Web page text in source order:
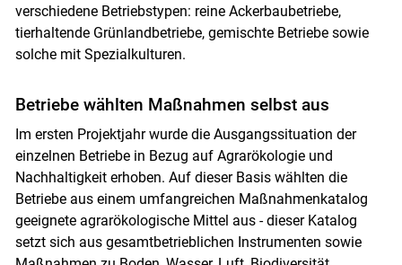
verschiedene Betriebstypen: reine Ackerbaubetriebe,
tierhaltende Grünlandbetriebe, gemischte Betriebe sowie
solche mit Spezialkulturen.
Betriebe wählten Maßnahmen selbst aus
Im ersten Projektjahr wurde die Ausgangssituation der
einzelnen Betriebe in Bezug auf Agrarökologie und
Nachhaltigkeit erhoben. Auf dieser Basis wählten die
Betriebe aus einem umfangreichen Maßnahmenkatalog
geeignete agrarökologische Mittel aus - dieser Katalog
setzt sich aus gesamtbetrieblichen Instrumenten sowie